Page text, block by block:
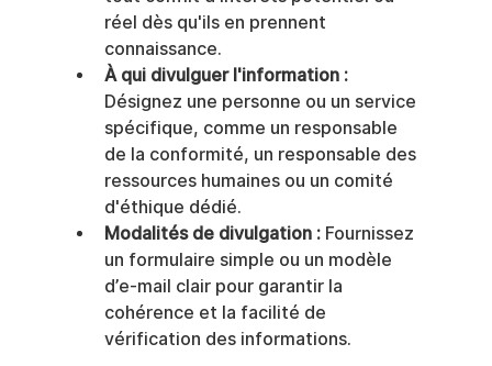
réel dès qu'ils en prennent
connaissance.
À qui divulguer l'information :
Désignez une personne ou un service
spécifique, comme un responsable
de la conformité, un responsable des
ressources humaines ou un comité
d'éthique dédié.
Modalités de divulgation : Fournissez
un formulaire simple ou un modèle
d’e-mail clair pour garantir la
cohérence et la facilité de
vérification des informations.